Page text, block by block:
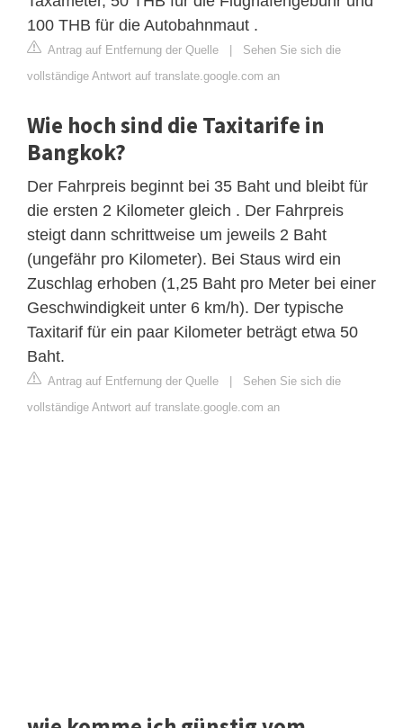
100 THB für die Autobahnmaut .
Antrag auf Entfernung der Quelle
Sehen Sie sich die
vollständige Antwort auf translate.google.com an
Wie hoch sind die Taxitarife in
Bangkok?
Der Fahrpreis beginnt bei 35 Baht und bleibt für
die ersten 2 Kilometer gleich . Der Fahrpreis
steigt dann schrittweise um jeweils 2 Baht
(ungefähr pro Kilometer). Bei Staus wird ein
Zuschlag erhoben (1,25 Baht pro Meter bei einer
Geschwindigkeit unter 6 km/h). Der typische
Taxitarif für ein paar Kilometer beträgt etwa 50
Baht.
Antrag auf Entfernung der Quelle
Sehen Sie sich die
vollständige Antwort auf translate.google.com an